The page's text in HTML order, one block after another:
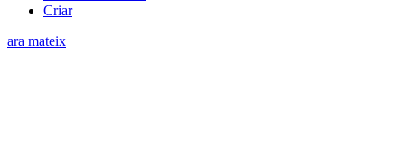
Criar
ara mateix